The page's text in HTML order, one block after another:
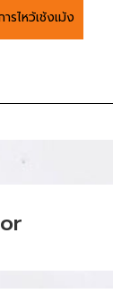
รไหว้เช้งเม้ง